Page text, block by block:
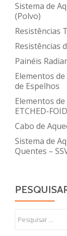
Sistema de
(Polvo)
Resistências
Resistências
Painéis
Elementos
de Espelhos
Elementos
ETCHED-FOID
Cabo de
Sistema de
Quentes –